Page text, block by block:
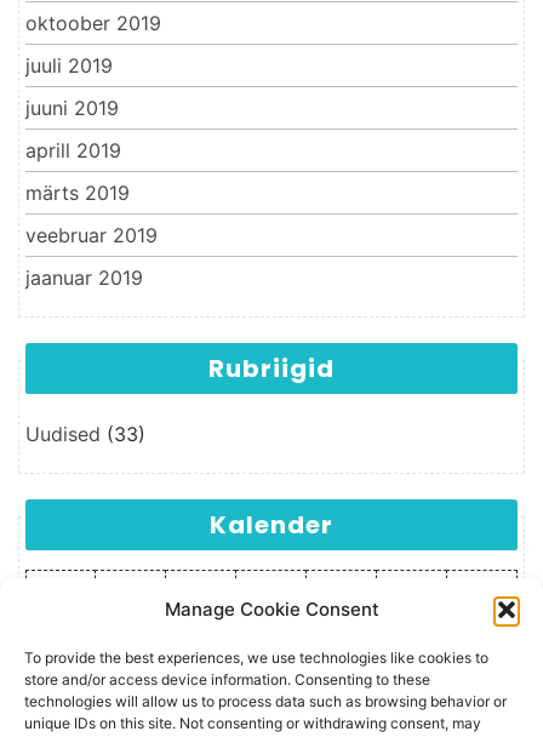
Manage Cookie Consent
To provide the best experiences, we use technologies like cookies to
store and/or access device information. Consenting to these
technologies will allow us to process data such as browsing behavior or
unique IDs on this site. Not consenting or withdrawing consent, may
oktoober 2019
juuli 2019
juuni 2019
aprill 2019
märts 2019
veebruar 2019
jaanuar 2019
Rubriigid
Uudised (33)
Kalender
3
4 5 6 7 8
9
10
11 12 13 14 15
17
18 19 20 21 22
23